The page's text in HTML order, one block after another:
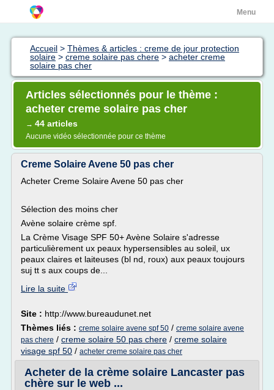
Menu
Accueil > Thèmes & articles : creme de jour protection
solaire > creme solaire pas chere > acheter creme
solaire pas cher
Articles sélectionnés pour le thème :
acheter creme solaire pas cher
→ 44 articles
Aucune vidéo sélectionnée pour ce thème
Creme Solaire Avene 50 pas cher
Acheter Creme Solaire Avene 50 pas cher
Sélection des moins cher
Avène solaire crème spf.
La Crème Visage SPF 50+ Avène Solaire s'adresse
particulièrement ux peaux hypersensibles au soleil, ux
peaux claires et laiteuses (bl nd, roux) aux peaux toujours
suj tt s aux coups de...
Lire la suite
Site : http://www.bureaudunet.net
Thèmes liés : creme solaire avene spf 50 / creme solaire avene
pas chere / creme solaire 50 pas chere / creme solaire
visage spf 50 / acheter creme solaire pas cher
Acheter de la crème solaire Lancaster pas
chère sur le web ...